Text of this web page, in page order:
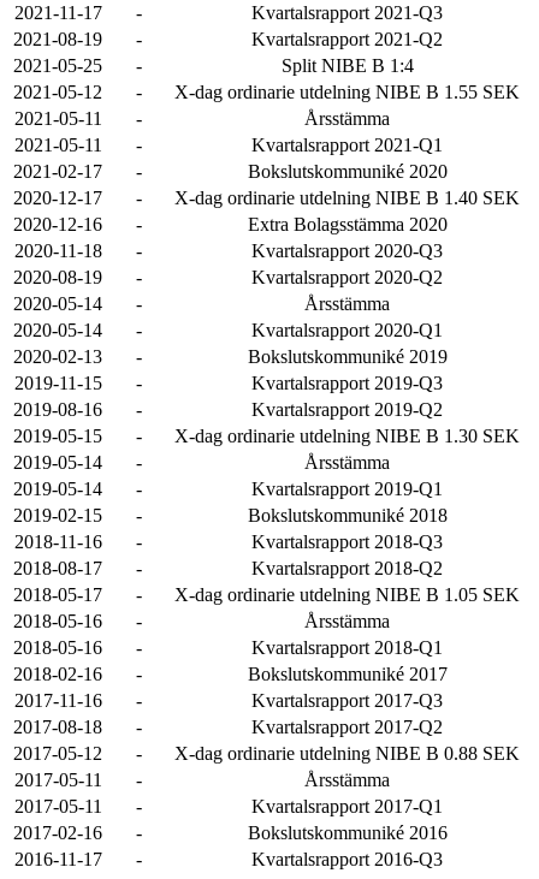
2021-11-17
-
Kvartalsrapport 2021-Q3
2021-08-19
-
Kvartalsrapport 2021-Q2
2021-05-25
-
Split NIBE B 1:4
2021-05-12
-
X-dag ordinarie utdelning NIBE B 1.55 SEK
2021-05-11
-
Årsstämma
2021-05-11
-
Kvartalsrapport 2021-Q1
2021-02-17
-
Bokslutskommuniké 2020
2020-12-17
-
X-dag ordinarie utdelning NIBE B 1.40 SEK
2020-12-16
-
Extra Bolagsstämma 2020
2020-11-18
-
Kvartalsrapport 2020-Q3
2020-08-19
-
Kvartalsrapport 2020-Q2
2020-05-14
-
Årsstämma
2020-05-14
-
Kvartalsrapport 2020-Q1
2020-02-13
-
Bokslutskommuniké 2019
2019-11-15
-
Kvartalsrapport 2019-Q3
2019-08-16
-
Kvartalsrapport 2019-Q2
2019-05-15
-
X-dag ordinarie utdelning NIBE B 1.30 SEK
2019-05-14
-
Årsstämma
2019-05-14
-
Kvartalsrapport 2019-Q1
2019-02-15
-
Bokslutskommuniké 2018
2018-11-16
-
Kvartalsrapport 2018-Q3
2018-08-17
-
Kvartalsrapport 2018-Q2
2018-05-17
-
X-dag ordinarie utdelning NIBE B 1.05 SEK
2018-05-16
-
Årsstämma
2018-05-16
-
Kvartalsrapport 2018-Q1
2018-02-16
-
Bokslutskommuniké 2017
2017-11-16
-
Kvartalsrapport 2017-Q3
2017-08-18
-
Kvartalsrapport 2017-Q2
2017-05-12
-
X-dag ordinarie utdelning NIBE B 0.88 SEK
2017-05-11
-
Årsstämma
2017-05-11
-
Kvartalsrapport 2017-Q1
2017-02-16
-
Bokslutskommuniké 2016
2016-11-17
-
Kvartalsrapport 2016-Q3